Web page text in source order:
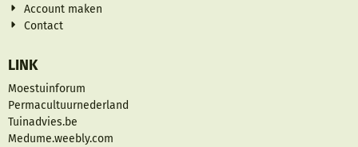
Account maken
Contact
LINK
Moestuinforum
Permacultuurnederland
Tuinadvies.be
Medume.weebly.com